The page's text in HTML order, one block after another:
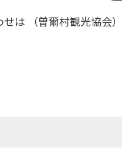
は （曽爾村観光協会